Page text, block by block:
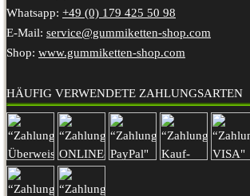
Whatsapp: +49 (0) 179 425 50 98
E-Mail: service@gummiketten-shop.com
Shop: www.gummiketten-shop.com
HÄUFIG VERWENDETE ZAHLUNGSARTEN